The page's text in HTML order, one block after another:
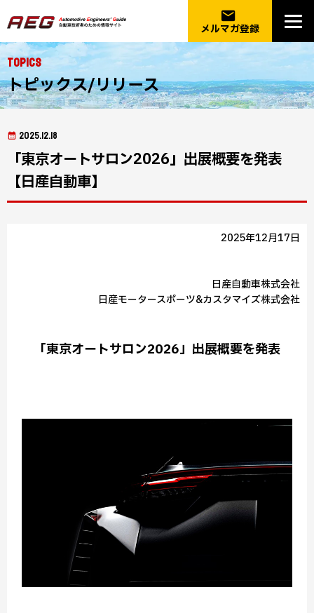
email
メルマガ登録
Topics
トピックス/リリース
2025.12.18
「東京オートサロン2026」出展概要を発表
【日産自動車】
2025年12月17日
日産自動車株式会社
日産モータースポーツ&カスタマイズ株式会社
「東京オートサロン2026」出展概要を発表